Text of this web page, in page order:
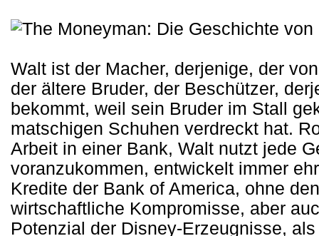
Walt ist der Macher, derjenige, der
der ältere Bruder, der Beschützer,
bekommt, weil sein Bruder im Stall
matschigen Schuhen verdreckt hat.
Arbeit in einer Bank, Walt nutzt jede
voranzukommen, entwickelt immer
Kredite der Bank of America, ohne
wirtschaftliche Kompromisse, aber
Potenzial der Disney-Erzeugnisse,